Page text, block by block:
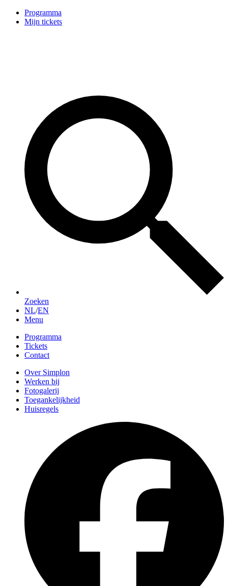
Programma
Mijn tickets
Zoeken
NL/EN
Menu
Programma
Tickets
Contact
Over Simplon
Werken bij
Fotogalerij
Toegankelijkheid
Huisregels